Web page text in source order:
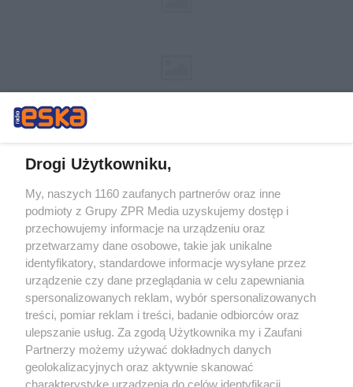
Żaden utwór zamieszczony w serwisie nie może być powielany i
rozpowszechniany lub dalej rozpowszechniany w jakikolwiek sposób (w
tym także elektroniczny lub mechaniczny) na jakimkolwiek polu
eksploatacji w jakiejkolwiek formie, włącznie z umieszczaniem w
Internecie bez pisemnej zgody właściciela praw. Jakiekolwiek użycie lub
wykorzystanie utworów w całości lub w części z naruszeniem prawa,
tzn. bez właściwej zgody, jest zabronione pod groźbą kary i może być
ścigane prawnie.
Drogi Użytkowniku,
My, naszych 1160 zaufanych partnerów oraz inne
podmioty z Grupy ZPR Media uzyskujemy dostęp i
przechowujemy informacje na urządzeniu oraz
przetwarzamy dane osobowe, takie jak unikalne
identyfikatory, standardowe informacje wysyłane przez
urządzenie czy dane przeglądania w celu zapewniania
spersonalizowanych reklam, wybór spersonalizowanych
treści, pomiar reklam i treści, badanie odbiorców oraz
ulepszanie usług. Za zgodą Użytkownika my i Zaufani
Partnerzy możemy używać dokładnych danych
geolokalizacyjnych oraz aktywnie skanować
charakterystykę urządzenia do celów identyfikacji.